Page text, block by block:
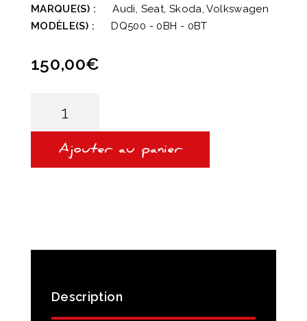
MARQUE(S) :
Audi, Seat, Skoda, Volkswagen
MODÈLE(S) :
DQ500 - 0BH - 0BT
150,00€
Joints
DSG7/DQ500
Ajouter au panier
Description